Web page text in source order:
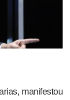
manifestou